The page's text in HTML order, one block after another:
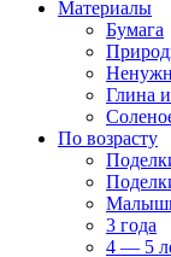
Материалы
Бумага
Глина
По возрасту
3 года
4 — 5